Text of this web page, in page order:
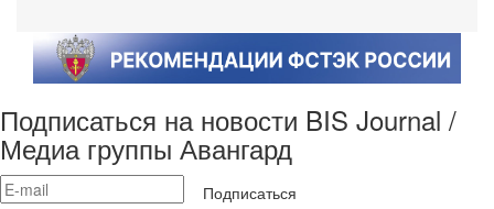
Подписаться на новости BIS Journal /
Медиа группы Авангард
Подписаться